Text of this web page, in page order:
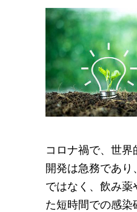
コロナ禍で、世
開発は急務であ
ではなく、飲み薬
た短時間での感染